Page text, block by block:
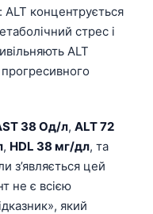
ALT концентрується
стрес і
ALT
38 Од/л, ALT 72
, HDL 38 мг/дл, та
з’являється цей
не є всією
який